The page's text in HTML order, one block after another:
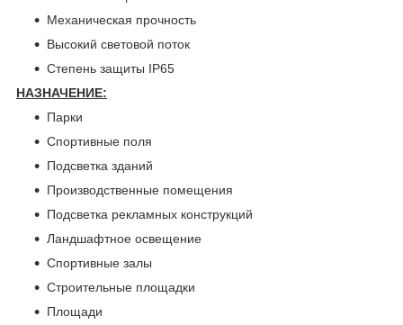
Механическая прочность
Высокий световой поток
Степень защиты IP65
НАЗНАЧЕНИЕ:
Парки
Спортивные поля
Подсветка зданий
Производственные помещения
Подсветка рекламных конструкций
Ландшафтное освещение
Спортивные залы
Строительные площадки
Площади